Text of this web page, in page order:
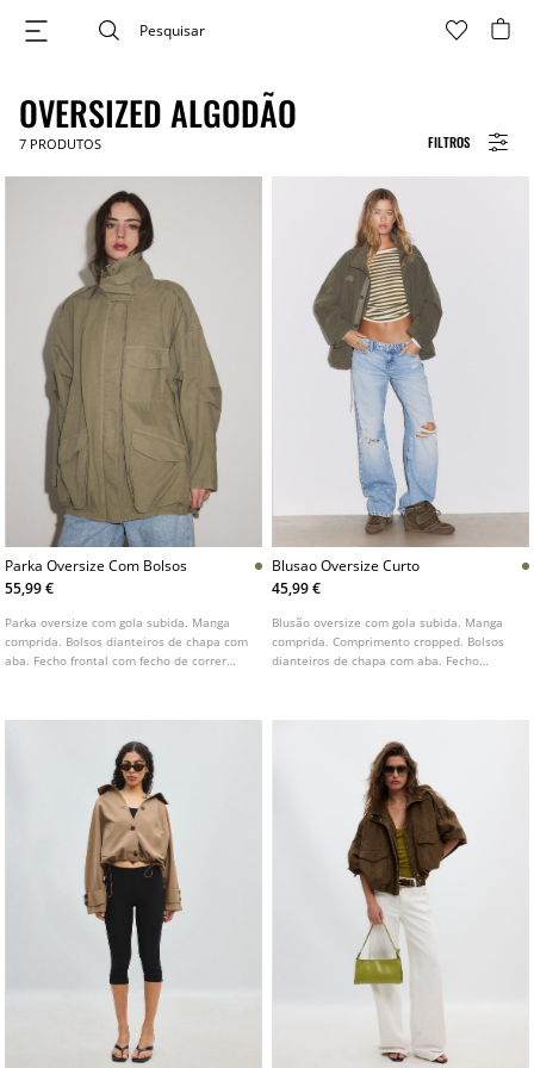
FILTROS
OVERSIZED ALGODÃO
7 PRODUTOS
Parka Oversize Com Bolsos
55,99 €
Parka oversize com gola subida. Manga
comprida. Bolsos dianteiros de chapa com
aba. Fecho frontal com fecho de correr
Blusao Oversize Curto
45,99 €
Blusão oversize com gola subida. Manga
comprida. Comprimento cropped. Bolsos
dianteiros de chapa com aba. Fecho